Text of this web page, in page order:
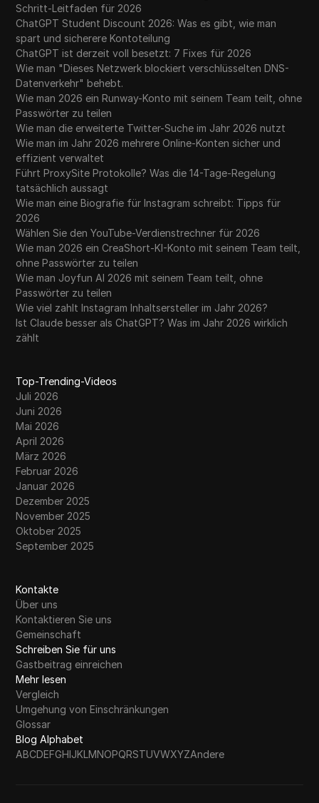
Schritt-Leitfaden für 2026
ChatGPT Student Discount 2026: Was es gibt, wie man
spart und sicherere Kontoteilung
ChatGPT ist derzeit voll besetzt: 7 Fixes für 2026
Wie man "Dieses Netzwerk blockiert verschlüsselten DNS-
Datenverkehr" behebt.
Wie man 2026 ein Runway-Konto mit seinem Team teilt, ohne
Passwörter zu teilen
Wie man die erweiterte Twitter-Suche im Jahr 2026 nutzt
Wie man im Jahr 2026 mehrere Online-Konten sicher und
effizient verwaltet
Führt ProxySite Protokolle? Was die 14-Tage-Regelung
tatsächlich aussagt
Wie man eine Biografie für Instagram schreibt: Tipps für
2026
Wählen Sie den YouTube-Verdienstrechner für 2026
Wie man 2026 ein CreaShort-KI-Konto mit seinem Team teilt,
ohne Passwörter zu teilen
Wie man Joyfun AI 2026 mit seinem Team teilt, ohne
Passwörter zu teilen
Wie viel zahlt Instagram Inhaltsersteller im Jahr 2026?
Ist Claude besser als ChatGPT? Was im Jahr 2026 wirklich
zählt
Top-Trending-Videos
Juli 2026
Juni 2026
Mai 2026
April 2026
März 2026
Februar 2026
Januar 2026
Dezember 2025
November 2025
Oktober 2025
September 2025
Kontakte
Über uns
Kontaktieren Sie uns
Gemeinschaft
Schreiben Sie für uns
Gastbeitrag einreichen
Mehr lesen
Vergleich
Umgehung von Einschränkungen
Glossar
Blog Alphabet
ABCDEFGHIJKLMNOPQRSTUVWXYZAndere